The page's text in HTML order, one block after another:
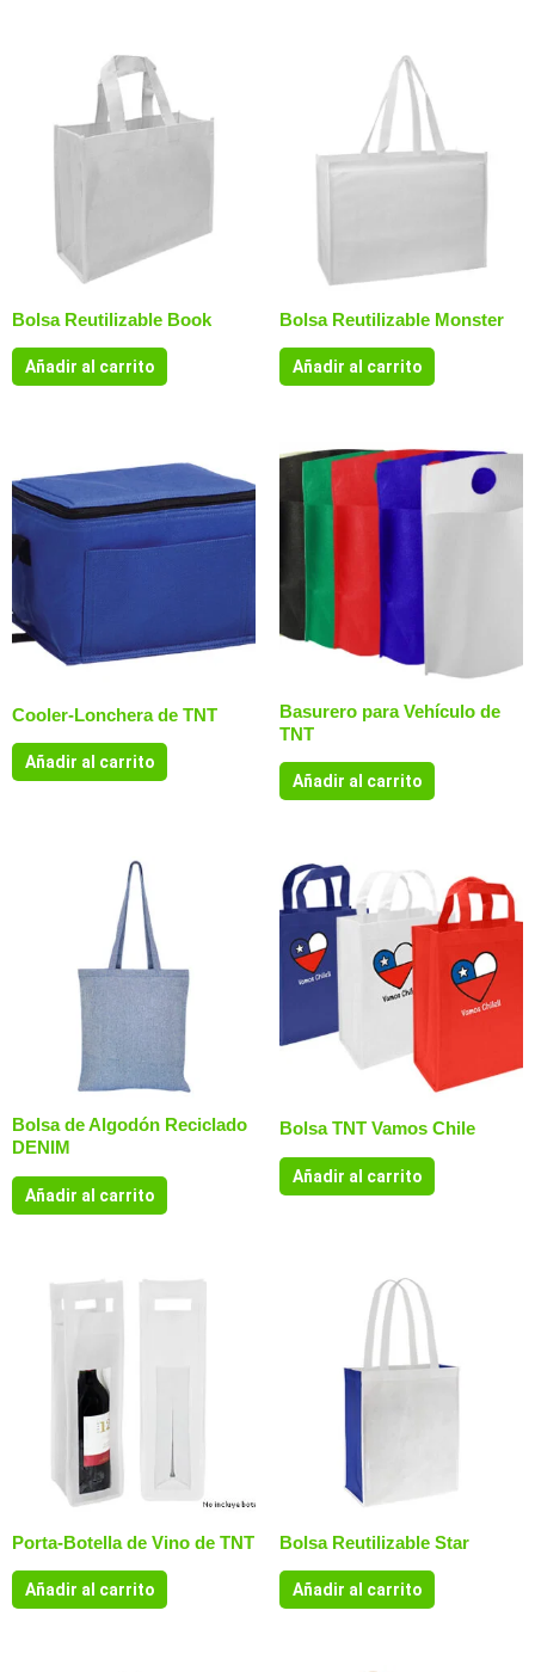
Bolsa Reutilizable Book
Añadir al carrito
Bolsa Reutilizable Monster
Añadir al carrito
Cooler-Lonchera de TNT
Añadir al carrito
Basurero para Vehículo de
TNT
Añadir al carrito
Bolsa de Algodón Reciclado
DENIM
Añadir al carrito
Bolsa TNT Vamos Chile
Añadir al carrito
Porta-Botella de Vino de TNT
Añadir al carrito
Bolsa Reutilizable Star
Añadir al carrito